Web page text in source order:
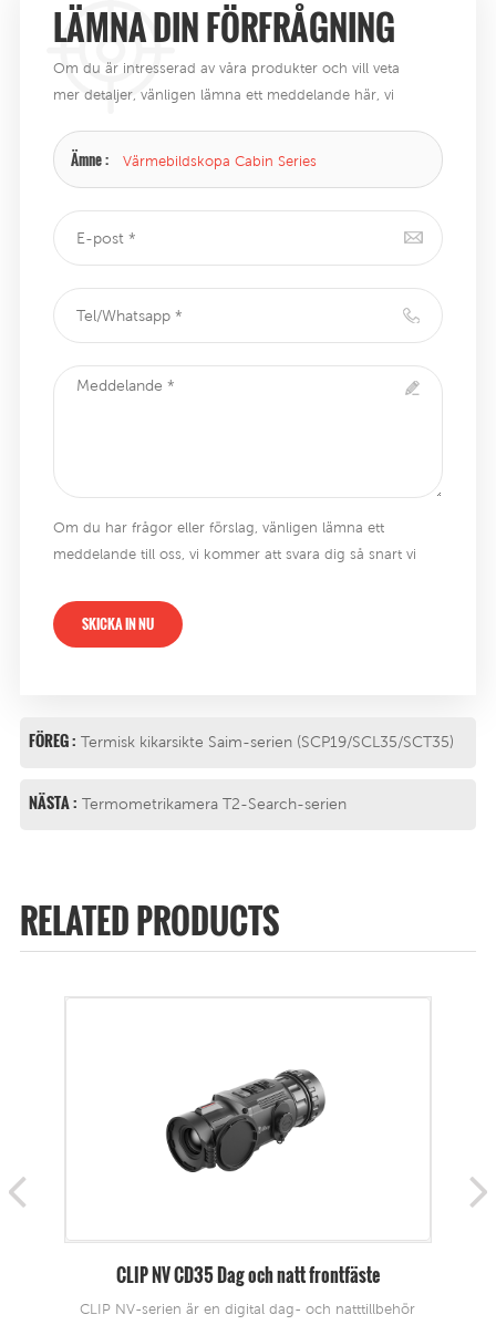
LÄMNA DIN FÖRFRÅGNING
Om du är intresserad av våra produkter och vill veta
mer detaljer, vänligen lämna ett meddelande här, vi
Ämne : Värmebildskopa Cabin Series
Om du har frågor eller förslag, vänligen lämna ett
meddelande till oss, vi kommer att svara dig så snart vi
SKICKA IN NU
FÖREG : Termisk kikarsikte Saim-serien (SCP19/SCL35/SCT35)
NÄSTA : Termometrikamera T2-Search-serien
RELATED PRODUCTS
Kupolvärmekamera M6-serien
M6-serien är ett fordonsmonterat PTZ-